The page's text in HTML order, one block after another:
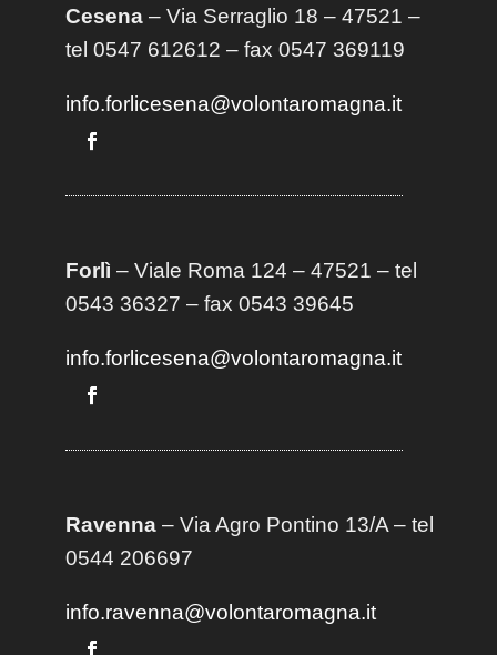
Cesena– Via Serraglio 18 – 47521 –
tel 0547 612612 – fax 0547 369119
info.forlicesena@volontaromagna.it
Forlì – Viale Roma 124 – 47521 – tel
0543 36327 – fax 0543 39645
info.forlicesena@volontaromagna.it
Ravenna– Via Agro Pontino 13/A– tel
0544 206697
info.ravenna@volontaromagna.it